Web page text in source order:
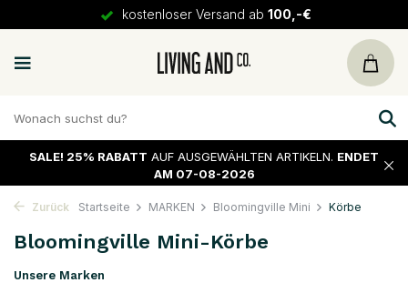
kostenloser Versand ab 100,-€
SALE! 25% RABATT AUF AUSGEWÄHLTEN ARTIKELN. ENDET
AM 07-08-2026
Zurück Startseite MARKEN Bloomingville Mini Körbe
Bloomingville Mini-Körbe
Unsere Marken